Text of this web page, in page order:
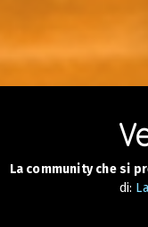
La community che si
di: